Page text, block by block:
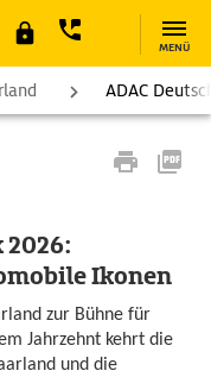
MENÜ
ADAC
2026:
Ikonen
zur Bühne für
Jahrzehnt kehrt die
und die